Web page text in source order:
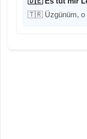
🇹🇷 Üzgünüm, o